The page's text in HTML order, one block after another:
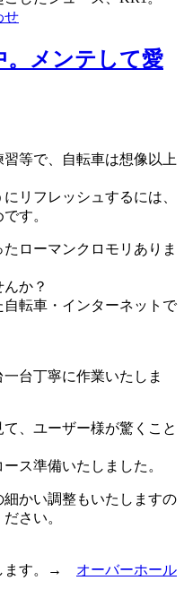
。メンテして愛
等で、自転車は想像以上
リフレッシュするには、
す。
ローマンクロモリありま
か？
転車・インターネットで
台丁寧に作業いたしま
、ユーザー様が驚くこと
ス準備いたしました。
かい調整もいたしますの
さい。
ます。→ オーバーホール